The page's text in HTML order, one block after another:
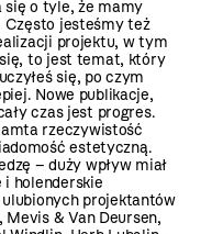
się o tyle, że mamy
Często jesteśmy też
projektu, w tym
się, to jest temat, który
się, po czym
Nowe publikacje,
czas jest progres.
rzeczywistość
estetyczną.
– duży wpływ miał
i holenderskie
projektantów
& Van Deursen,